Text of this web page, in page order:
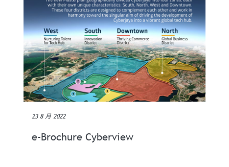
23 8 月 2022
e-Brochure Cyberview